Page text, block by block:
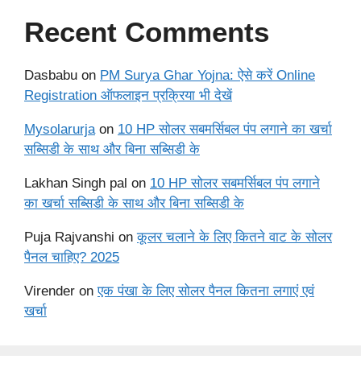
Recent Comments
Dasbabu on PM Surya Ghar Yojna: ऐसे करें Online
Registration ऑफलाइन प्रक्रिया भी देखें
Mysolarurjaon 10 HP सोलर सबमर्सिबल पंप लगाने का खर्चा
सब्सिडी के साथ और बिना सब्सिडी के
Lakhan Singh pal on 10 HP सोलर सबमर्सिबल पंप लगाने
का खर्चा सब्सिडी के साथ और बिना सब्सिडी के
Puja Rajvanshi onकूलर चलाने के लिए कितने वाट के सोलर
पैनल चाहिए? 2025
Virender onएक पंखा के लिए सोलर पैनल कितना लगाएं एवं
खर्चा